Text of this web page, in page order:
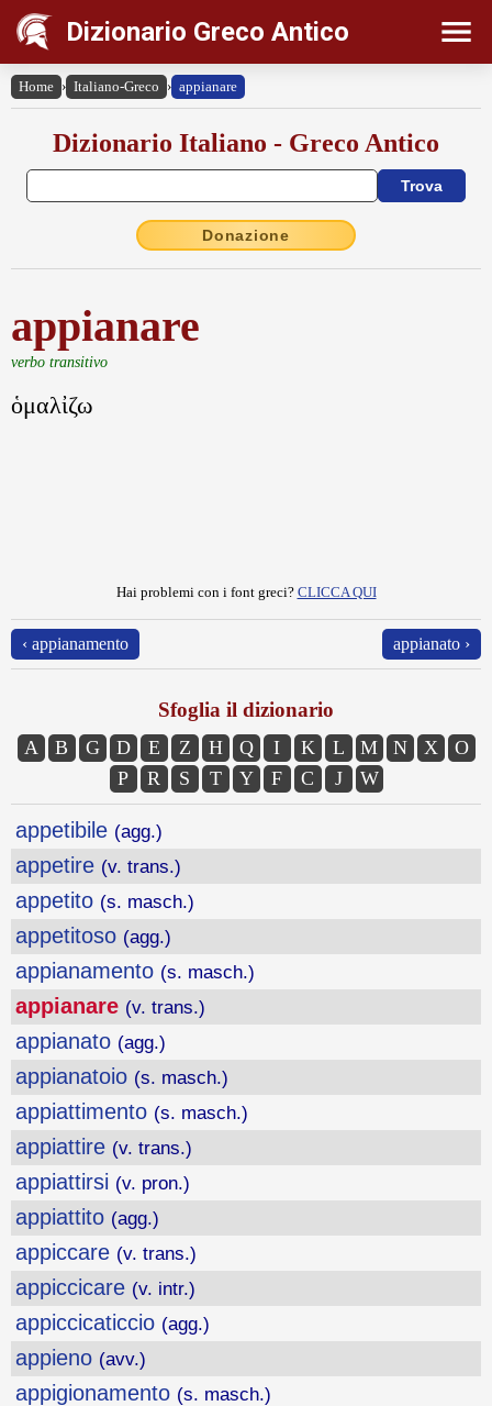
Dizionario Greco Antico
Home › Italiano-Greco › appianare
Dizionario Italiano - Greco Antico
Donazione
appianare
verbo transitivo
ὁμαλἰζω
Hai problemi con i font greci? CLICCA QUI
‹ appianamento appianato ›
Sfoglia il dizionario
A B G D E Z H Q I K L M N X
O
P
R S T Y F C J W
appetibile (agg.)
appetire (v. trans.)
appetito (s. masch.)
appetitoso (agg.)
appianamento (s. masch.)
appianare (v. trans.)
appianato (agg.)
appianatoio (s. masch.)
appiattimento (s. masch.)
appiattire (v. trans.)
appiattirsi (v. pron.)
appiattito (agg.)
appiccare (v. trans.)
appiccicare (v. intr.)
appiccicaticcio (agg.)
appieno (avv.)
appigionamento (s. masch.)